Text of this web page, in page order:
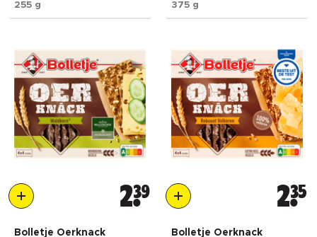
255 g 375 g
239
Bolletje Oerknack
235
Bolletje Oerknack